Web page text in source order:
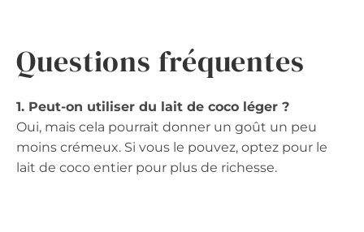
Questions fréquentes
1. Peut-on utiliser du lait de coco léger ?
Oui, mais cela pourrait donner un goût un peu
moins crémeux. Si vous le pouvez, optez pour le
lait de coco entier pour plus de richesse.